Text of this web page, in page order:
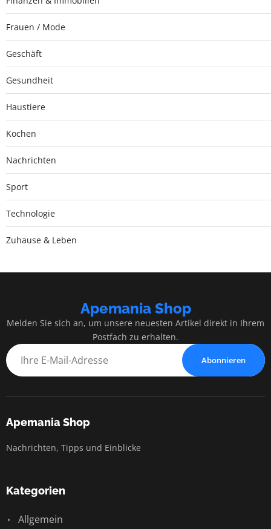
Frauen / Mode
Geschäft
Gesundheit
Haustiere
Kochen
Nachrichten
Sport
Technologie
Zuhause & Leben
Apemania Shop
Melden Sie sich an, um unsere neuesten Artikel direkt in Ihrem
Postfach zu erhalten.
Abonnieren
Apemania Shop
Nachrichten, Tipps und Einblicke
Kategorien
Allgemein